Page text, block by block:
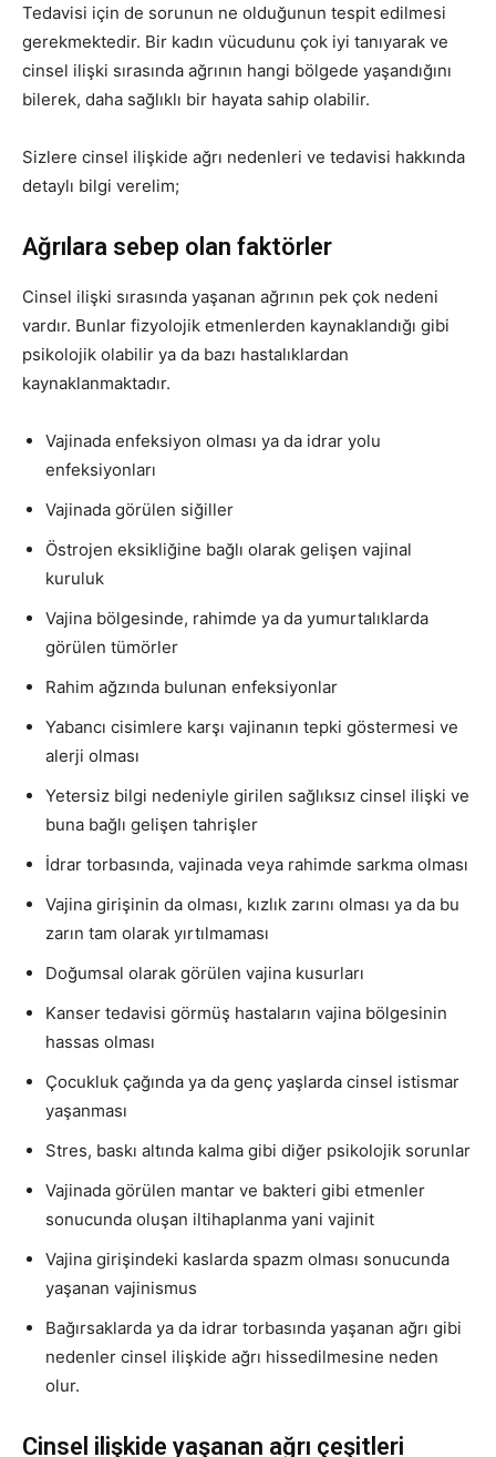
Tedavisi için de sorunun ne olduğunun tespit edilmesi
gerekmektedir. Bir kadın vücudunu çok iyi tanıyarak ve
cinsel ilişki sırasında ağrının hangi bölgede yaşandığını
bilerek, daha sağlıklı bir hayata sahip olabilir.
Sizlere cinsel ilişkide ağrı nedenleri ve tedavisi hakkında
detaylı bilgi verelim;
Ağrılara sebep olan faktörler
Cinsel ilişki sırasında yaşanan ağrının pek çok nedeni
vardır. Bunlar fizyolojik etmenlerden kaynaklandığı gibi
psikolojik olabilir ya da bazı hastalıklardan
kaynaklanmaktadır.
Vajinada enfeksiyon olması ya da idrar yolu
enfeksiyonları
Vajinada görülen siğiller
Östrojen eksikliğine bağlı olarak gelişen vajinal
kuruluk
Vajina bölgesinde, rahimde ya da yumurtalıklarda
görülen tümörler
Rahim ağzında bulunan enfeksiyonlar
Yabancı cisimlere karşı vajinanın tepki göstermesi ve
alerji olması
Yetersiz bilgi nedeniyle girilen sağlıksız cinsel ilişki ve
buna bağlı gelişen tahrişler
İdrar torbasında, vajinada veya rahimde sarkma olması
Vajina girişinin da olması, kızlık zarını olması ya da bu
zarın tam olarak yırtılmaması
Doğumsal olarak görülen vajina kusurları
Kanser tedavisi görmüş hastaların vajina bölgesinin
hassas olması
Çocukluk çağında ya da genç yaşlarda cinsel istismar
yaşanması
Stres, baskı altında kalma gibi diğer psikolojik sorunlar
Vajinada görülen mantar ve bakteri gibi etmenler
sonucunda oluşan iltihaplanma yani vajinit
Vajina girişindeki kaslarda spazm olması sonucunda
yaşanan vajinismus
Bağırsaklarda ya da idrar torbasında yaşanan ağrı gibi
nedenler cinsel ilişkide ağrı hissedilmesine neden
olur.
Cinsel ilişkide yaşanan ağrı çeşitleri